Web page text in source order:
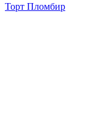
Торт Пломбир